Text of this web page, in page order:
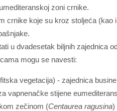
zoni crnike.
crnike koje su kroz stoljeća (kao
u dvadesetak biljnih zajednica
mogu se navesti:
vegetacija) - zajednica
vapnenačke stijene
zečinom (Centaurea ragusina)